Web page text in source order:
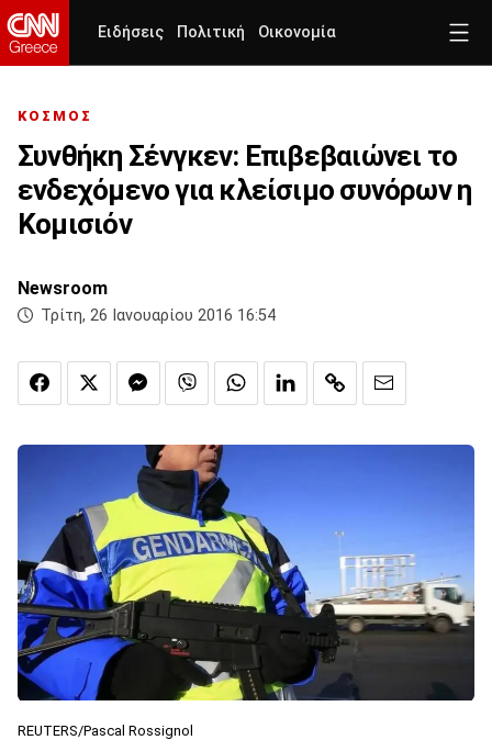
Ειδήσεις Πολιτική Οικονομία
ΚΟΣΜΟΣ
Συνθήκη Σένγκεν: Επιβεβαιώνει τo
ενδεχόμενο για κλείσιμο συνόρων η
Κομισιόν
Newsroom
Τρίτη, 26 Ιανουαρίου 2016 16:54
REUTERS/Pascal Rossignol